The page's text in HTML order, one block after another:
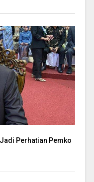
Perhatian Pemko